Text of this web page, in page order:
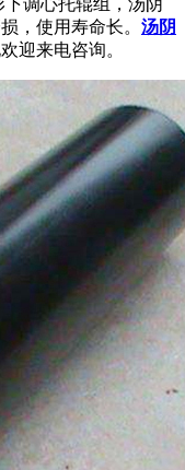
调心托辊组，汤阴
，使用寿命长。 汤阴
迎来电咨询。